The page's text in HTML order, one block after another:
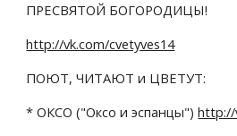
ПРЕСВЯТОЙ БОГОРОДИЦЫ!
http://vk.com/cvetyves14
ПОЮТ, ЧИТАЮТ и ЦВЕТУТ:
* ОКСО ("Оксо и эспанцы") http://